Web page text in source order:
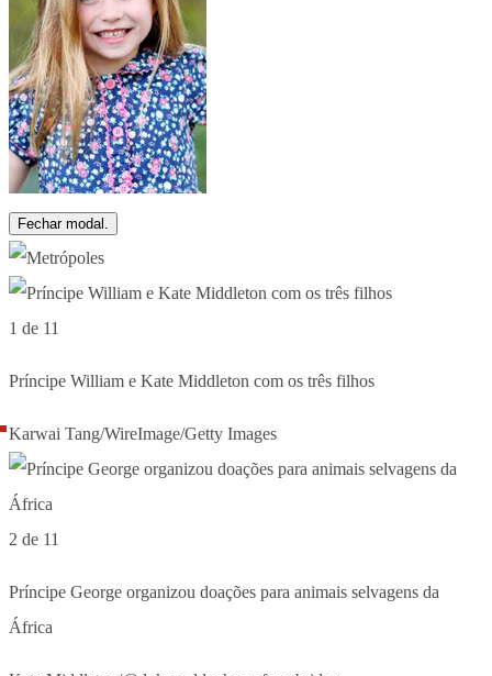
Fechar modal.
1 de 11
Príncipe William e Kate Middleton com os três filhos
Karwai Tang/WireImage/Getty Images
2 de 11
Príncipe George organizou doações para animais selvagens da
África